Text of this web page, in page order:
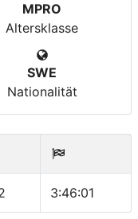
MPRO
Altersklasse
SWE
Nationalität
3:46:01